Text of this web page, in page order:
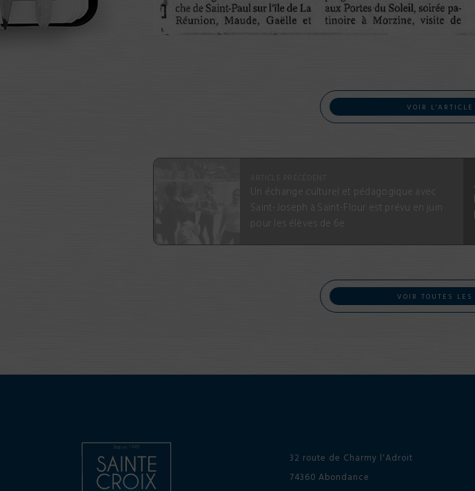
VOIR
Un échange culturel et pédagogique avec
Saint-Joseph à Saint-Flour est prévu en juin
pour les élèves de 6e
VOIR TOUTES
32 route de Charmy l'Adroit
74360 Abondance